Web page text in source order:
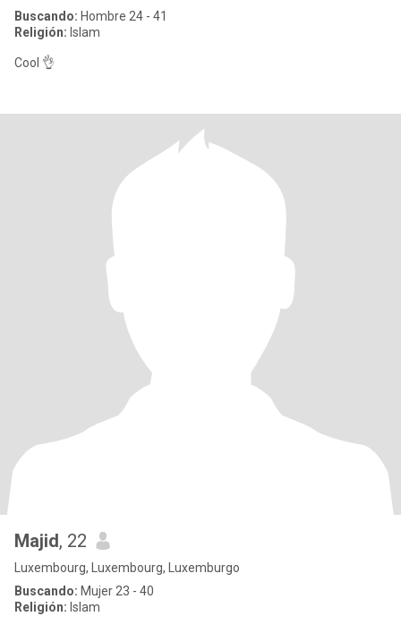
Buscando: Hombre 24 - 41
Religión: Islam
Cool 👌
Majid, 22
Luxembourg, Luxembourg, Luxemburgo
Buscando: Mujer 23 - 40
Religión: Islam